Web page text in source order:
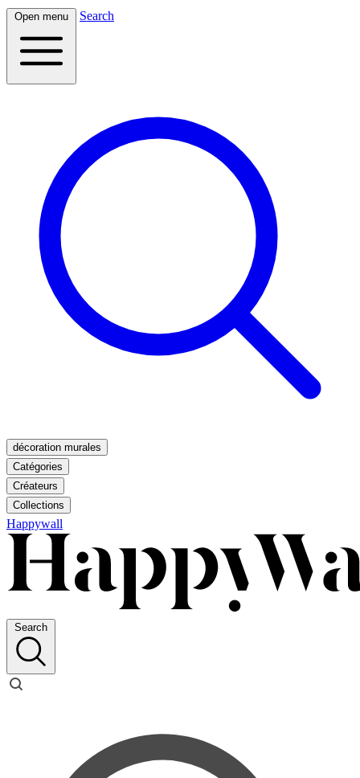
Open menu Search
décoration murales
Catégories
Créateurs
Collections
Happywall
Search